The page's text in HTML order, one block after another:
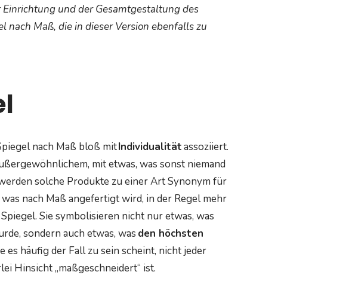
und der Gesamtgestaltung des
nach Maß, die in dieser Version ebenfalls zu
nach Maß bloß mitIndividualitätassoziiert.
mit etwas, was sonst niemand
solche Produkte zu einer Art Synonym für
nach Maß angefertigt wird, in der Regel mehr
Sie symbolisieren nicht nur etwas, was
sondern auch etwas, was den höchsten
es häufig der Fall zu sein scheint, nicht jeder
Hinsicht „maßgeschneidert“ ist.